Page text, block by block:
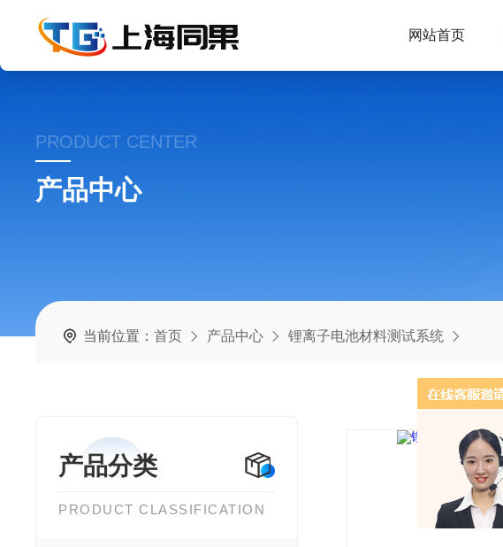
网站首页
PRODUCT CENTER
产品中心
当前位置：首页 产品中心 锂离子电池材料测试系统
产品分类
PRODUCT CLASSIFICATION